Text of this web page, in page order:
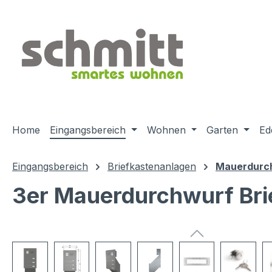
Home Eingangsbereich Wohnen Garten
Eingangsbereich Briefkastenanlagen
3er Mauerdurchwurf